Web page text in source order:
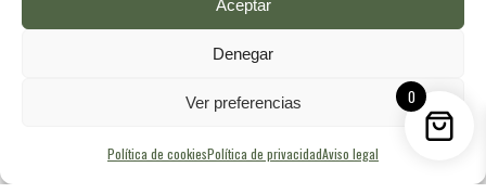
Aceptar
Denegar
Ver preferencias
Política de cookiesPolítica de privacidadAviso legal
0